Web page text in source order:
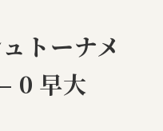
トーナメ
0 早大